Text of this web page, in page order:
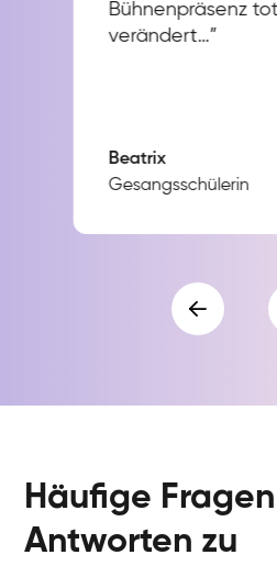
Bühnenpräsenz
verändert…”
Beatrix
Gesangsschülerin
Häufige
Antworten zu